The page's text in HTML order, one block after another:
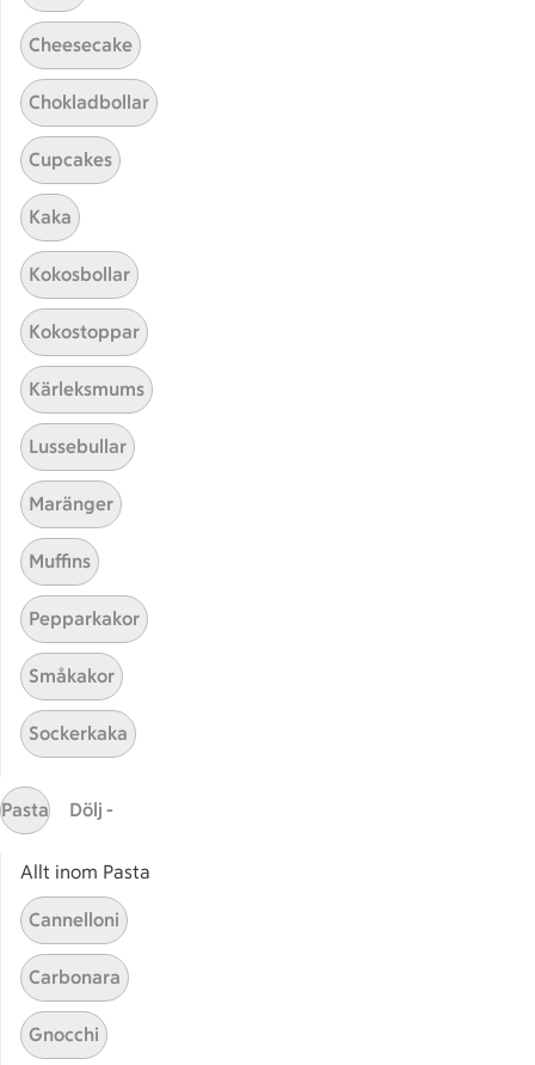
Testa att söka på något nytt, eller ta bort något av
Drink
Här hittar du alla goda recept du har sparat och
Sidfot
Start
Få snabbt svar
FAQ
Cheesecake
Chokladbollar
Cupcakes
Kaka
Kokosbollar
Kokostoppar
Kärleksmums
Lussebullar
Maränger
Muffins
Pepparkakor
Småkakor
Sockerkaka
Pasta Dölj -
Allt inom Pasta
Cannelloni
Carbonara
Gnocchi